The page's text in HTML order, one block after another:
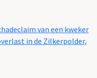
van een kweker
in de Zilkerpolder,